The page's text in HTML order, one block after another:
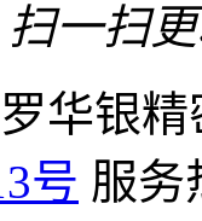
扫一扫
华银
号 服务